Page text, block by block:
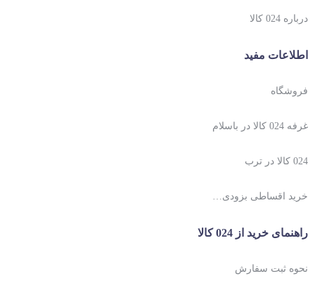
درباره 024 کالا
اطلاعات مفید
فروشگاه
غرفه 024 کالا در باسلام
024 کالا در ترب
خرید اقساطی بزودی…
راهنمای خرید از 024 کالا
نحوه ثبت سفارش